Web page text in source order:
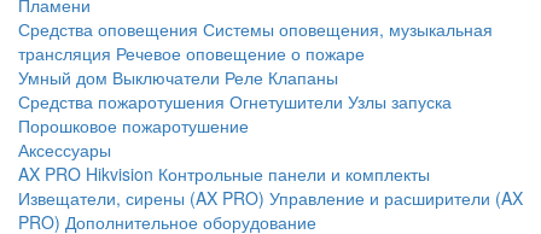
Пламени
Средства оповещения Системы оповещения, музыкальная
трансляция Речевое оповещение о пожаре
Умный дом Выключатели Реле Клапаны
Средства пожаротушения Огнетушители Узлы запуска
Порошковое пожаротушение
Аксессуары
AX PRO Hikvision Контрольные панели и комплекты
Извещатели, сирены (AX PRO) Управление и расширители (AX
PRO) Дополнительное оборудование